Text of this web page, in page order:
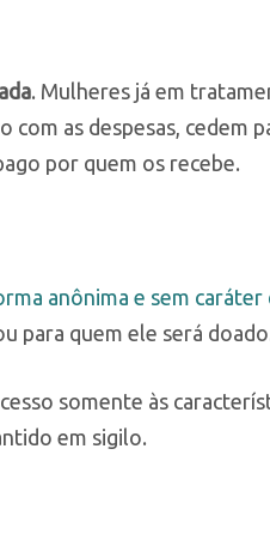
. Mulheres já em
com as despesas, cedem
por quem os recebe.
anônima e sem caráter
para quem ele será
somente às
em sigilo.